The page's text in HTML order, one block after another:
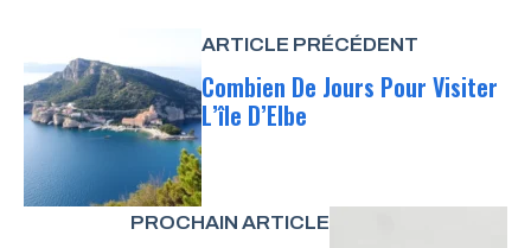
ARTICLE PRÉCÉDENT
Combien De Jours Pour Visiter
L’île D’Elbe
PROCHAIN ARTICLE